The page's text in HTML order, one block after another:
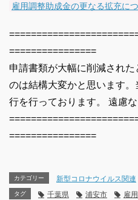
雇用調整助成金の更なる拡充に
================
申請書類が大幅に削減され
のは結構大変かと思います
行を行っております。 遠慮
================
カテゴリー 新型コロナウイルス関連
タグ 千葉県 浦安市 雇